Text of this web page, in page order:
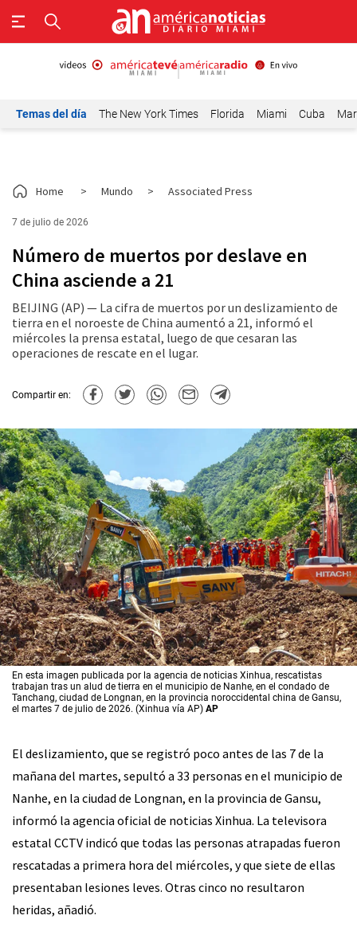
Temas del día The New York Times Florida Miami Cuba
Home > Mundo > Associated Press
7 de julio de 2026
Número de muertos por deslave en
China asciende a 21
BEIJING (AP) — La cifra de muertos por un deslizamiento de
tierra en el noroeste de China aumentó a 21, informó el
miércoles la prensa estatal, luego de que cesaran las
operaciones de rescate en el lugar.
Compartir en:
En esta imagen publicada por la agencia de noticias Xinhua, rescatistas
trabajan tras un alud de tierra en el municipio de Nanhe, en el condado de
Tanchang, ciudad de Longnan, en la provincia noroccidental china de Gansu,
el martes 7 de julio de 2026. (Xinhua vía AP) AP
El deslizamiento, que se registró poco antes de las 7 de la
mañana del martes, sepultó a 33 personas en el municipio de
Nanhe, en la ciudad de Longnan, en la provincia de Gansu,
informó la agencia oficial de noticias Xinhua. La televisora
estatal CCTV indicó que todas las personas atrapadas fueron
rescatadas a primera hora del miércoles, y que siete de ellas
presentaban lesiones leves. Otras cinco no resultaron
heridas, añadió.